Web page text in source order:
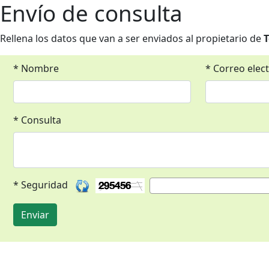
Envío de consulta
Rellena los datos que van a ser enviados al propietario de
* Nombre * Correo
* Consulta
* Seguridad
Enviar